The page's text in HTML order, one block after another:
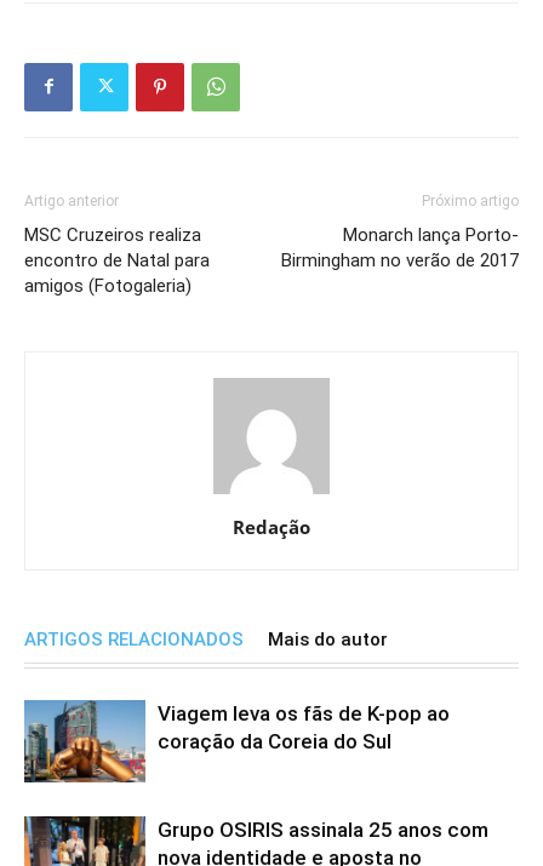
Artigo anterior
MSC Cruzeiros realiza
encontro de Natal para
amigos (Fotogaleria)
Próximo artigo
Monarch lança Porto-
Birmingham no verão de 2017
Redação
ARTIGOS RELACIONADOS Mais do autor
Viagem leva os fãs de K-pop ao
coração da Coreia do Sul
Grupo OSIRIS assinala 25 anos com
nova identidade e aposta no